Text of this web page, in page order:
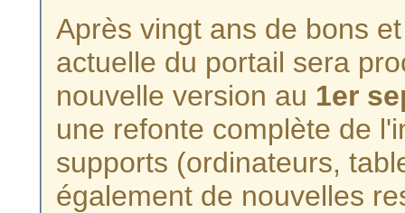
Après vingt ans de bons
actuelle du portail sera
nouvelle version au 1er
une refonte complète de
supports (ordinateurs,
également de nouvelles